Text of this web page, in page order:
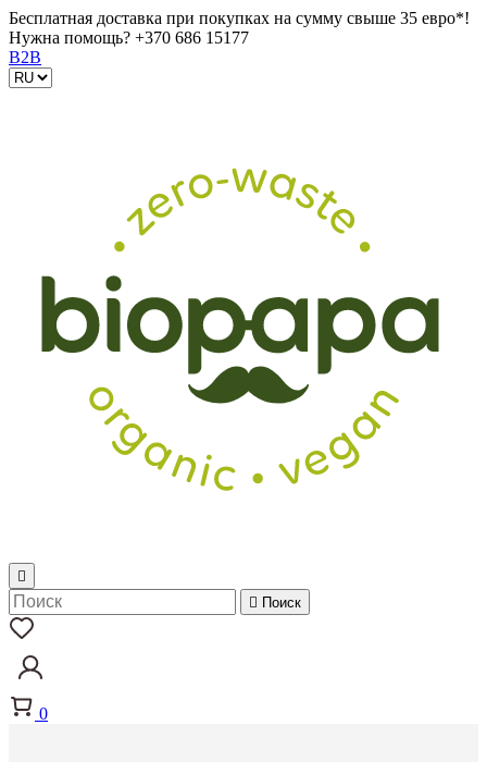
Бесплатная доставка при покупках на сумму свыше 35 евро*!
Нужна помощь? +370 686 15177
B2B

 Поиск
0